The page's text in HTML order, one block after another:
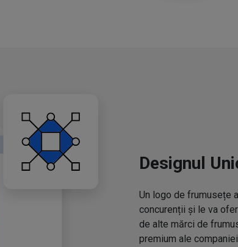
Designul
Un logo de frumusețe
concurenții și le va
de alte mărci de
premium ale